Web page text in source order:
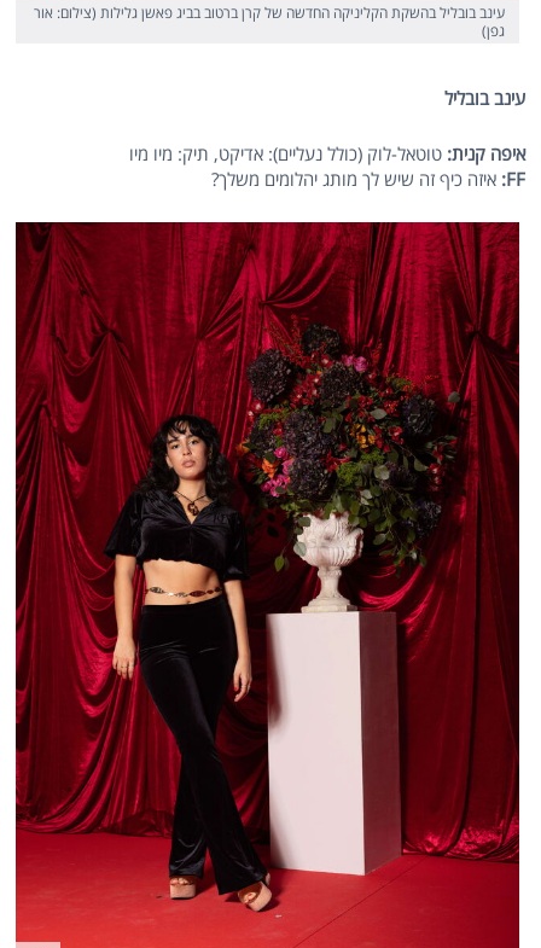
עינב בובליל בהשקת הקליניקה החדשה של קרן ברטוב בביג פאשן גלילות (צילום: אור
גפן)
עינב בובליל
איפה קנית: טוטאל-לוק (כולל נעליים): אדיקט, תיק: מיו מיו
FF
: איזה כיף זה שיש לך מותג יהלומים משלך?